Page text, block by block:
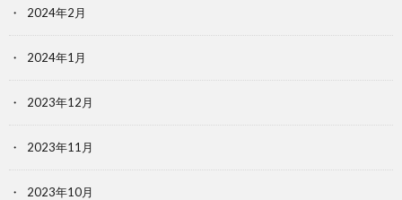
2024年2月
2024年1月
2023年12月
2023年11月
2023年10月